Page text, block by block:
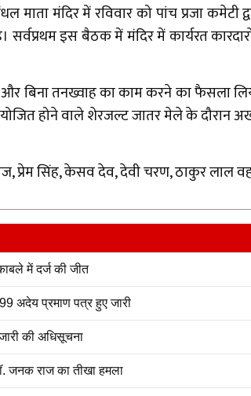
माता मंदिर में रविवार को पांच प्रजा
इस बैठक में मंदिर में कार्यरत
बिना तनख्वाह का काम करने का फैसला
होने वाले शेरजल्ट जातर मेले के दौरान
प्रेम सिंह, केसव देव, देवी चरण, ठाकुर लाल वह
में दर्ज की जीत
अदेय प्रमाण पत्र हुए जारी
की अधिसूचना
जनक राज का तीखा हमला